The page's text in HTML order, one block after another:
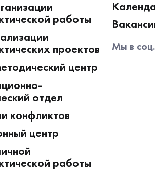
работы
проектов
центр
отдел
конфликтов
центр
работы
Мы в